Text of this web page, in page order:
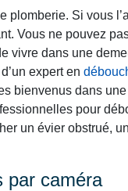
plomberie. Si vous
Vous ne pouvez
vivre dans une
expert en
bienvenus dans
pour
un évier obstrué,
par caméra